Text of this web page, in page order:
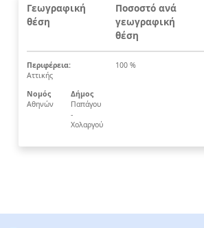
Γεωγραφική
θέση
Ποσοστό ανά
γεωγραφική
θέση
Περιφέρεια:
Αττικής
Νομός
Αθηνών
Δήμος
Παπάγου
-
Χολαργού
100 %